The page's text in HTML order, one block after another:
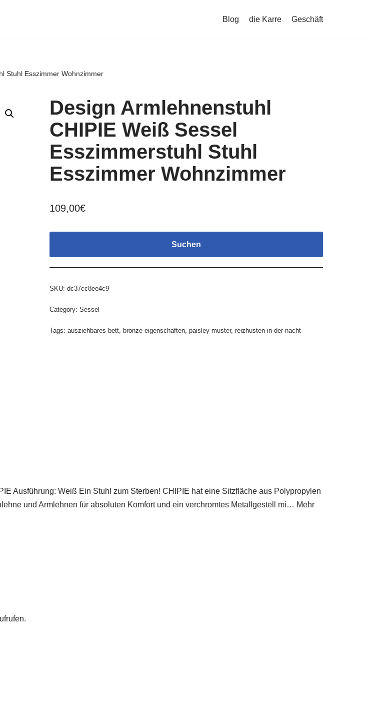
Blog die Karre Geschäft
Stuhl Esszimmer Wohnzimmer
Design Armlehnenstuhl
CHIPIE Weiß Sessel
Esszimmerstuhl Stuhl
Esszimmer Wohnzimmer
109,00€
Suchen
SKU: dc37cc8ee4c9
Category: Sessel
Tags: ausziehbares bett, bronze eigenschaften, paisley muster, reizhusten in der nacht
Ausführung: Weiß Ein Stuhl zum Sterben! CHIPIE hat eine Sitzfläche aus Polypropylen
und Armlehnen für absoluten Komfort und ein verchromtes Metallgestell mi… Mehr